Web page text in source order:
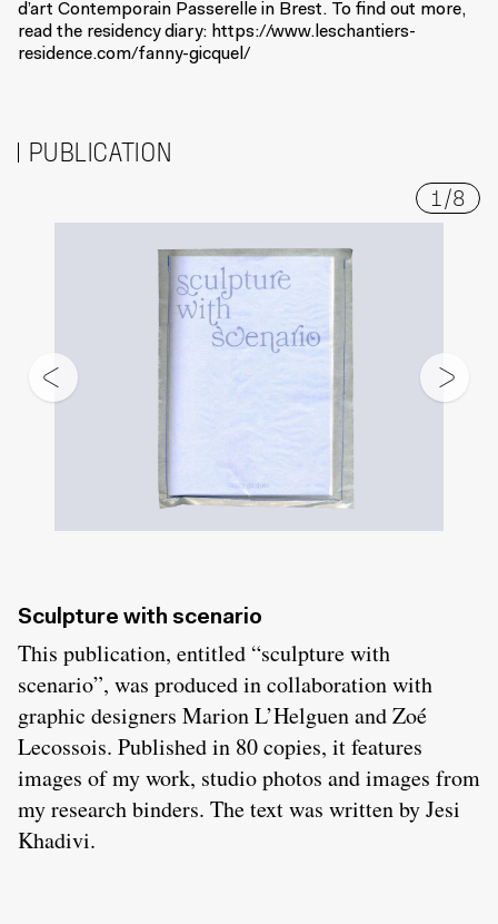
d’art Contemporain Passerelle in Brest. To find out more,
read the residency diary: https://www.leschantiers-
residence.com/fanny-gicquel/
PUBLICATION
1 /8
Sculpture with scenario
This publication, entitled “sculpture with
scenario”, was produced in collaboration with
graphic designers Marion L’Helguen and Zoé
Lecossois. Published in 80 copies, it features
images of my work, studio photos and images from
my research binders. The text was written by Jesi
Khadivi.